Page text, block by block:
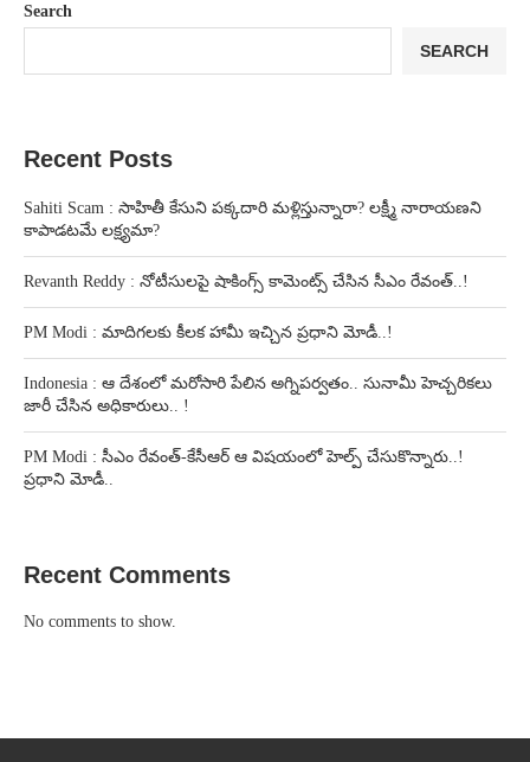
Search
SEARCH
Recent Posts
Sahiti Scam : సాహితీ కేసుని పక్కదారి మళ్లిస్తున్నారా? లక్ష్మీ నారాయణని
కాపాడటమే లక్ష్యమా?
Revanth Reddy : నోటీసులపై షాకింగ్స్ కామెంట్స్ చేసిన సీఎం రేవంత్..!
PM Modi : మాదిగలకు కీలక హామీ ఇచ్చిన ప్రధాని మోడీ..!
Indonesia : ఆ దేశంలో మరోసారి పేలిన అగ్నిపర్వతం.. సునామీ హెచ్చరికలు
జారీ చేసిన అధికారులు.. !
PM Modi : సీఎం రేవంత్-కేసీఆర్ ఆ విషయంలో హెల్ప్ చేసుకొన్నారు..!
ప్రధాని మోడీ..
Recent Comments
No comments to show.